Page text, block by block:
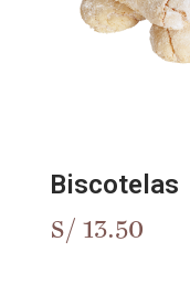
Biscotelas
S/ 13.50